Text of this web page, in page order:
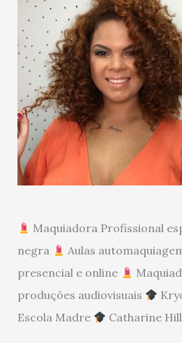
Maquiadora Profissional
negra
Aulas
presencial e online
produções audiovisuais
Escola Madre
Catharine Hill